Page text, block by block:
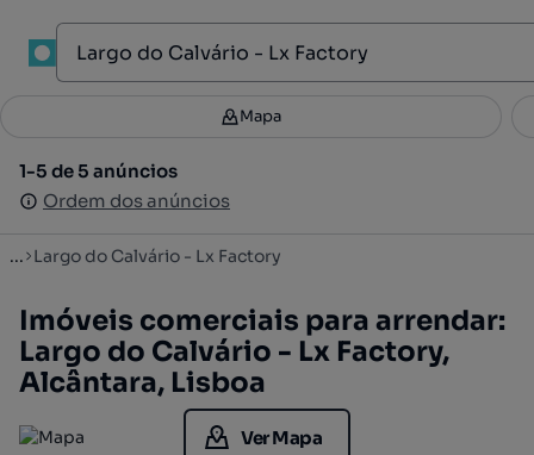
Filtros 3
1-5 de 5 anúncios
Ordem dos anúncios
Mapa
1-5 de 5 anúncios
Ordem dos anúncios
... Largo do Calvário - Lx Factory
Imóveis comerciais para arrendar:
Largo do Calvário - Lx Factory,
Alcântara, Lisboa
Ver Mapa